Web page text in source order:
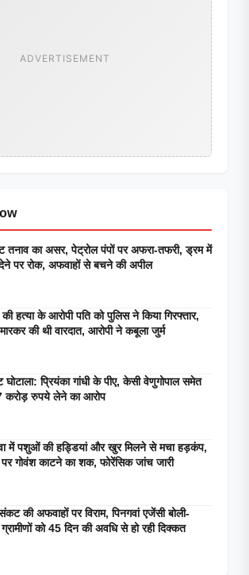
ADVERTISEMENT
तनाव का असर, पेट्रोल पंपों पर अफरा-तफरी, ड्रम में
पर रोक, अफवाहों से बचने की अपील
हत्या के आरोपी पति को पुलिस ने किया गिरफ्तार,
की थी वारदात, आरोपी ने कबूला जुर्म
प्रियंका गांधी के पीए, केसी वेणुगोपाल समेत
करोड़ रुपये लेने का आरोप
में पशुओं की हड्डियां और खुर मिलने से मचा हड़कंप,
पर गोवंश काटने का शक, फोरेंसिक जांच जारी
की अफवाहों पर विराम, पिनगवां एजेंसी बोली-
ग्रामीणों को 45 दिन की अवधि से हो रही दिक्कत